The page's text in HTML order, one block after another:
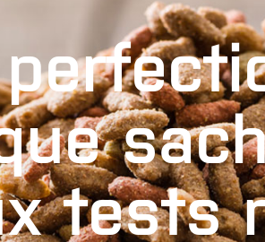
RÉACTIFS ET PIÈCES DE RECHANGE
CONTACTER L'ASSISTANCE LOCALE
COMMENTAIRES ET PLAINTES
FORMATIONS FOSS
CERTIFICATS
CÉRÉALES,
LABORATOIRES
PRODUITS CARNÉS
PAIEMENT DU LAIT
VIN
tests